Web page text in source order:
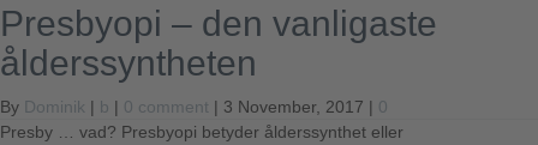
Presbyopi – den vanligaste
ålderssyntheten
By Dominik | b | 0 comment | 3 November, 2017 | 0
Presby … vad? Presbyopi betyder ålderssynthet eller